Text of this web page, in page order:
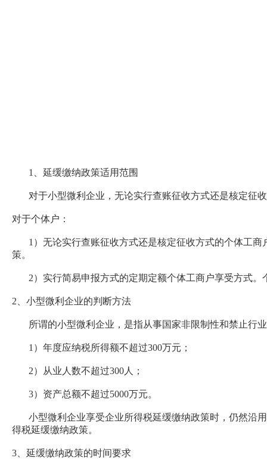
1、延缓缴纳政策适用范围
对于小型微利企业，无论实行查账征收方式还是核定征
对于个体户：
1）无论实行查账征收方式还是核定征收方式的个体工商
策。
2）实行简易申报方式的定期定额个体工商户享受方式。
2、小型微利企业的判断方法
所谓的小型微利企业，是指从事国家非限制性和禁止行
1）年度应纳税所得额不超过300万元；
2）从业人数不超过300人；
3）资产总额不超过5000万元。
小型微利企业享受企业所得税延缓缴纳政策时，仍然沿用
得税延缓缴纳政策。
3、延缓缴纳政策的时间要求